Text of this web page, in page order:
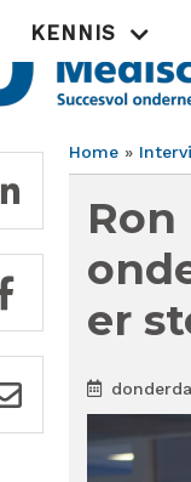
KENNIS
Home
er